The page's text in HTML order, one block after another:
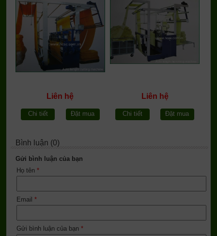
Liên hệ
Chi tiết Đặt mua
Liên hệ
Chi tiết Đặt mua
Bình luận (0)
Gửi bình luận của bạn
Họ tên *
Email *
Gửi bình luận của bạn *